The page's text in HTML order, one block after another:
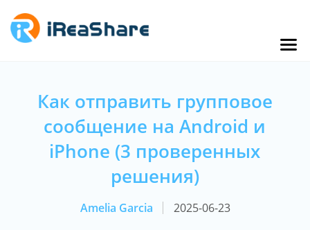
Как отправить групповое
сообщение на Android и
iPhone (3 проверенных
решения)
Amelia Garcia 2025-06-23